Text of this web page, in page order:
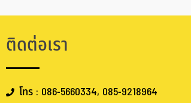
ติดต่อเรา
โทร : 086-5660334, 085-9218964